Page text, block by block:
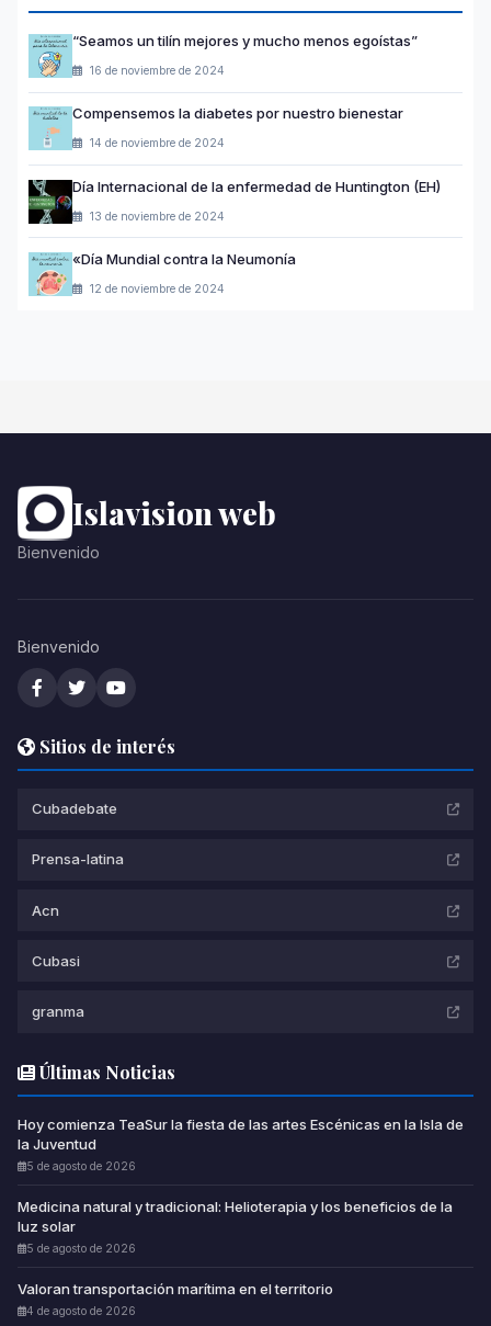
“Seamos un tilín mejores y mucho menos egoístas”
16 de noviembre de 2024
Compensemos la diabetes por nuestro bienestar
14 de noviembre de 2024
Día Internacional de la enfermedad de Huntington (EH)
13 de noviembre de 2024
«Día Mundial contra la Neumonía
12 de noviembre de 2024
Islavision web
Bienvenido
Bienvenido
Sitios de interés
Cubadebate
Prensa-latina
Acn
Cubasi
granma
Últimas Noticias
Hoy comienza TeaSur la fiesta de las artes Escénicas en la Isla de
la Juventud
5 de agosto de 2026
Medicina natural y tradicional: Helioterapia y los beneficios de la
luz solar
5 de agosto de 2026
Valoran transportación marítima en el territorio
4 de agosto de 2026